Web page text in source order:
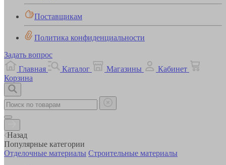
Поставщикам
Политика конфиденциальности
Задать вопрос
Главная
Каталог Магазины
Кабинет
Корзина
Назад
Популярные категории
Отделочные материалы Строительные материалы